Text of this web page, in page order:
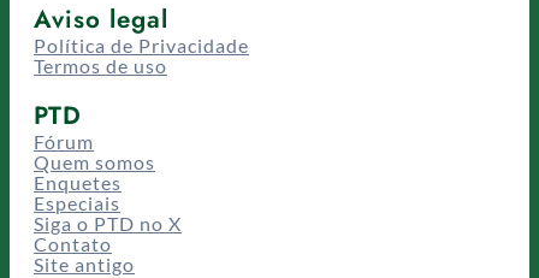
Aviso legal
Política de Privacidade
Termos de uso
PTD
Fórum
Quem somos
Enquetes
Especiais
Siga o PTD no X
Contato
Site antigo